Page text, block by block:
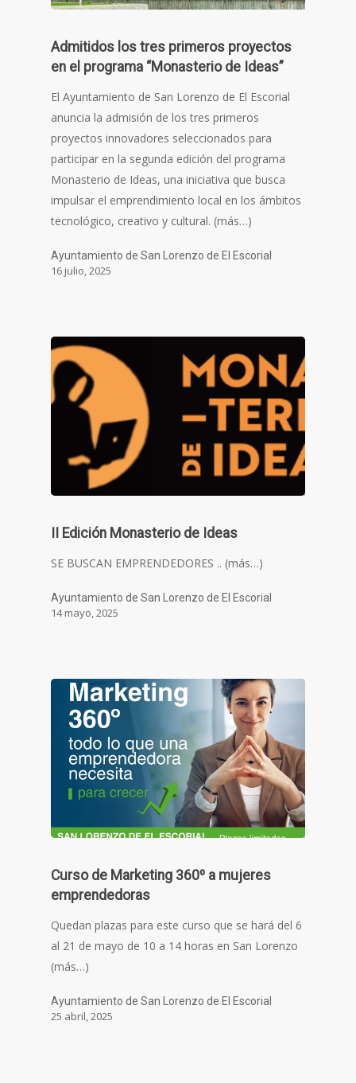
Admitidos los tres primeros proyectos
en el programa “Monasterio de Ideas”
El Ayuntamiento de San Lorenzo de El Escorial
anuncia la admisión de los tres primeros
proyectos innovadores seleccionados para
participar en la segunda edición del programa
Monasterio de Ideas, una iniciativa que busca
impulsar el emprendimiento local en los ámbitos
tecnológico, creativo y cultural. (más…)
Ayuntamiento de San Lorenzo de El Escorial
16 julio, 2025
II Edición Monasterio de Ideas
SE BUSCAN EMPRENDEDORES .. (más…)
Ayuntamiento de San Lorenzo de El Escorial
14 mayo, 2025
Curso de Marketing 360º a mujeres
emprendedoras
Quedan plazas para este curso que se hará del 6
al 21 de mayo de 10 a 14 horas en San Lorenzo
(más…)
Ayuntamiento de San Lorenzo de El Escorial
25 abril, 2025